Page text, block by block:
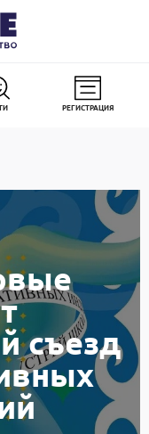
РЕГИСТРАЦИЯ
съезд